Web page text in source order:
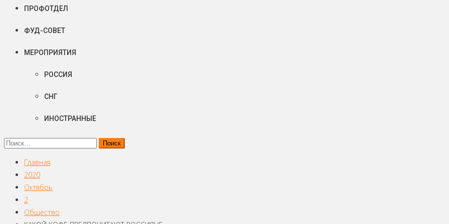
ПРОФОТДЕЛ
ФУД-СОВЕТ
МЕРОПРИЯТИЯ
РОССИЯ
СНГ
ИНОСТРАННЫЕ
Найти:
Главная
2020
Октябрь
2
Общество